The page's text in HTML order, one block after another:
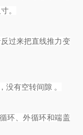
。
过来把直线推力变
没有空转间隙 。
环、外循环和端盖